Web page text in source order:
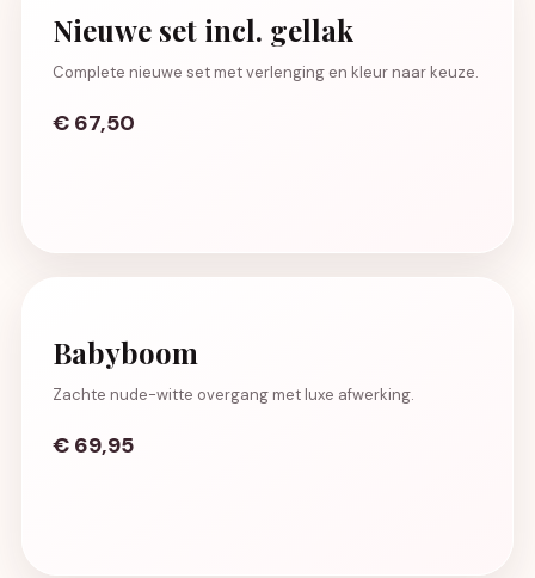
Nieuwe set incl. gellak
Complete nieuwe set met verlenging en kleur naar keuze.
€ 67,50
Babyboom
Zachte nude-witte overgang met luxe afwerking.
€ 69,95